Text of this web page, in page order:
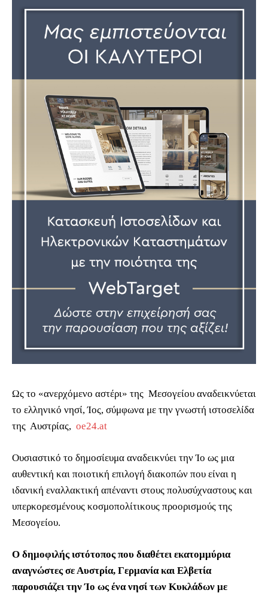
Ως το «ανερχόμενο αστέρι» της Μεσογείου αναδεικνύεται
το ελληνικό νησί, Ίος, σύμφωνα με την γνωστή ιστοσελίδα
της Αυστρίας, oe24.at
Ουσιαστικό το δημοσίευμα αναδεικνύει την Ίο ως μια
αυθεντική και ποιοτική επιλογή διακοπών που είναι η
ιδανική εναλλακτική απέναντι στους πολυσύχναστους και
υπερκορεσμένους κοσμοπολίτικους προορισμούς της
Μεσογείου.
Ο δημοφιλής ιστότοπος που διαθέτει εκατομμύρια
αναγνώστες σε Αυστρία, Γερμανία και Ελβετία
παρουσιάζει την Ίο ως ένα νησί των Κυκλάδων με